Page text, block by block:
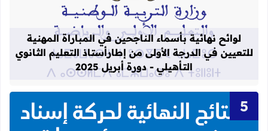
لوائح نهائية بأسماء الناجحين في المباراة المهنية
للتعيين في الدرجة الأولى من إطارأستاذ التعليم الثانوي
التأهيلي - دورة أبريل 2025